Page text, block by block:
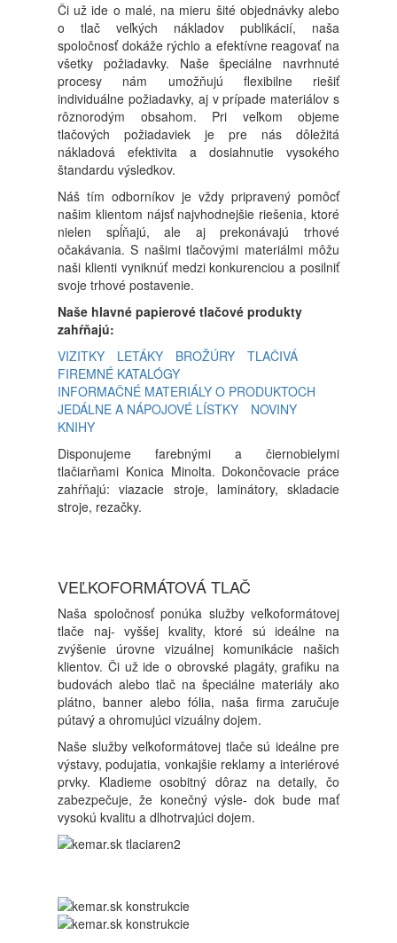
Či už ide o malé, na mieru šité objednávky alebo
o tlač veľkých nákladov publikácií, naša
spoločnosť dokáže rýchlo a efektívne reagovať na
všetky požiadavky. Naše špeciálne navrhnuté
procesy nám umožňujú flexibilne riešiť
individuálne požiadavky, aj v prípade materiálov s
rôznorodým obsahom. Pri veľkom objeme
tlačových požiadaviek je pre nás dôležitá
nákladová efektivita a dosiahnutie vysokého
štandardu výsledkov.
Náš tím odborníkov je vždy pripravený pomôcť
našim klientom nájsť najvhodnejšie riešenia, ktoré
nielen spĺňajú, ale aj prekonávajú trhové
očakávania. S našimi tlačovými materiálmi môžu
naši klienti vyniknúť medzi konkurenciou a posilniť
svoje trhové postavenie.
Naše hlavné papierové tlačové produkty
zahŕňajú:
VIZITKY
LETÁKY BROŽÚRY
TLAČIVÁ
FIREMNÉ KATALÓGY
INFORMAČNÉ MATERIÁLY O PRODUKTOCH
JEDÁLNE A NÁPOJOVÉ LÍSTKY
NOVINY
KNIHY
Disponujeme farebnými a čiernobielymi
tlačiarňami Konica Minolta. Dokončovacie práce
zahŕňajú: viazacie stroje, laminátory, skladacie
stroje, rezačky.
VEĽKOFORMÁTOVÁ TLAČ
Naša spoločnosť ponúka služby veľkoformátovej
tlače naj- vyššej kvality, ktoré sú ideálne na
zvýšenie úrovne vizuálnej komunikácie našich
klientov. Či už ide o obrovské plagáty, grafiku na
budovách alebo tlač na špeciálne materiály ako
plátno, banner alebo fólia, naša firma zaručuje
pútavý a ohromujúci vizuálny dojem.
Naše služby veľkoformátovej tlače sú ideálne pre
výstavy, podujatia, vonkajšie reklamy a interiérové
prvky. Kladieme osobitný dôraz na detaily, čo
zabezpečuje, že konečný výsle- dok bude mať
vysokú kvalitu a dlhotrvajúci dojem.